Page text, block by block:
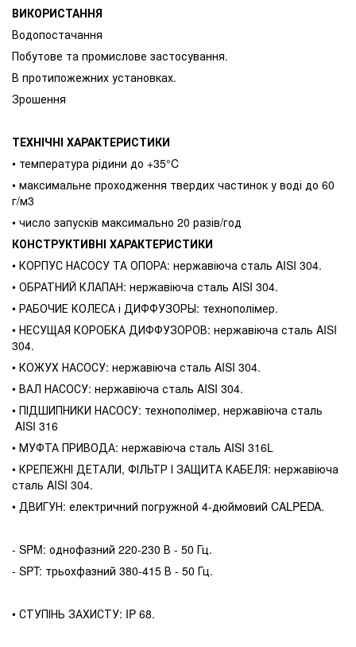
ВИКОРИСТАННЯ
Водопостачання
Побутове та промислове застосування.
В протипожежних установках.
Зрошення
ТЕХНІЧНІ ХАРАКТЕРИСТИКИ
• температура рідини до +35°C
• максимальне проходження твердих частинок у воді до 60
г/м3
• число запусків максимально 20 разів/год
КОНСТРУКТИВНІ ХАРАКТЕРИСТИКИ
• КОРПУС НАСОСУ ТА ОПОРА: нержавіюча сталь AISI 304.
• ОБРАТНИЙ КЛАПАН: нержавіюча сталь AISI 304.
• РАБОЧИЕ КОЛЕСА і ДИФФУЗОРЫ: технополімер.
• НЕСУЩАЯ КОРОБКА ДИФФУЗОРОВ: нержавіюча сталь AISI
304.
• КОЖУХ НАСОСУ: нержавіюча сталь AISI 304.
• ВАЛ НАСОСУ: нержавіюча сталь AISI 304.
• ПІДШИПНИКИ НАСОСУ: технополімер, нержавіюча сталь
AISI 316
• МУФТА ПРИВОДА: нержавіюча сталь AISI 316L
• КРЕПЕЖНІ ДЕТАЛИ, ФІЛЬТР І ЗАЩИТА КАБЕЛЯ: нержавіюча
сталь AISI 304.
• ДВИГУН: електричний погружной 4-дюймовий CALPEDA.
- SPM: однофазний 220-230 В - 50 Гц.
- SPT: трьохфазний 380-415 В - 50 Гц.
• СТУПІНЬ ЗАХИСТУ: IP 68.